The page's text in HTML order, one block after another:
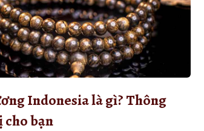
Indonesia là gì? Thông
bạn